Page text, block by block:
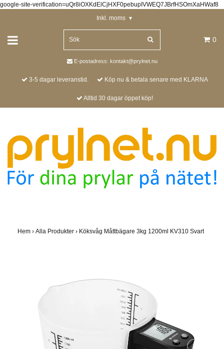
google-site-verification=uQr8iOXKdElCjHXF0pebupIVWEQ7JBrfHSOmXaHWaf8
Inkl. moms ▾
0
E-postadress: kontakt@prylnet.nu
3-5 dagar leveranstid. Köp nu & betala senare med KLARNA
Alltid 30 dagar öppet köp!
Hem › Alla Produkter › Köksvåg Måttbägare 3kg 1200ml KV310 Svart